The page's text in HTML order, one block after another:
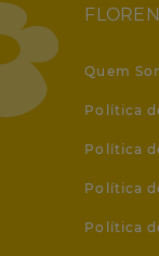
Quem
Política
Política
Política
Política